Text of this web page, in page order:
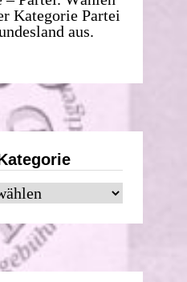
Kategorie Partei
aus.